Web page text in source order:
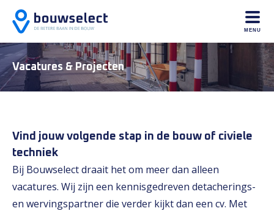
MENU
Vacatures & Projecten
Vind jouw volgende stap in de bouw of civiele
techniek
Bij Bouwselect draait het om meer dan alleen
vacatures. Wij zijn een kennisgedreven detacherings-
en wervingspartner die verder kijkt dan een cv. Met